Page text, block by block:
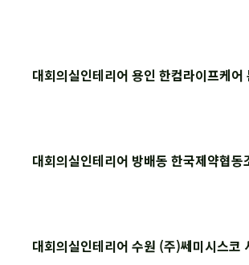
대회의실인테리어 용인 한컴라이프케어
대회의실인테리어 방배동 한국제약협동
대회의실인테리어 수원 (주)쎄미시스코